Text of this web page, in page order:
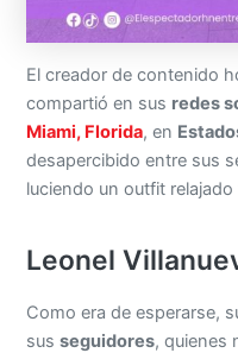
El creador de contenido
compartió en sus redes
Miami, Florida, en
desapercibido entre sus
luciendo un outfit
Leonel
Como era de esperarse,
susseguidores, quienes